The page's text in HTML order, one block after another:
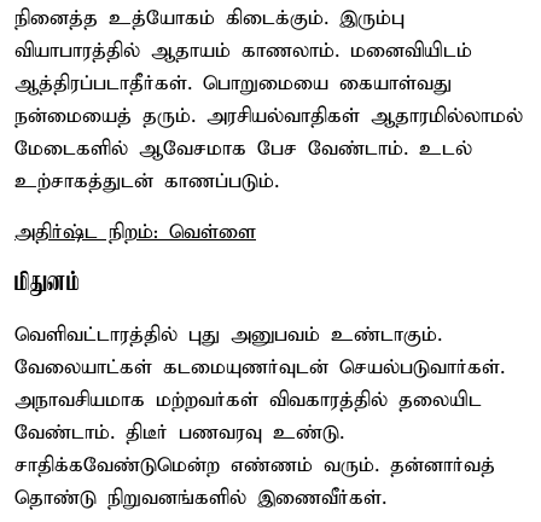
நினைத்த உத்யோகம் கிடைக்கும். இரும்பு
வியாபாரத்தில் ஆதாயம் காணலாம். மனைவியிடம்
ஆத்திரப்படாதீர்கள். பொறுமையை கையாள்வது
நன்மையைத் தரும். அரசியல்வாதிகள் ஆதாரமில்லாமல்
மேடைகளில் ஆவேசமாக பேச வேண்டாம். உடல்
உற்சாகத்துடன் காணப்படும்.
அதிர்ஷ்ட நிறம்: வெள்ளை
மிதுனம்
வெளிவட்டாரத்தில் புது அனுபவம் உண்டாகும்.
வேலையாட்கள் கடமையுணர்வுடன் செயல்படுவார்கள்.
அநாவசியமாக மற்றவர்கள் விவகாரத்தில் தலையிட
வேண்டாம். திடீர் பணவரவு உண்டு.
சாதிக்கவேண்டுமென்ற எண்ணம் வரும். தன்னார்வத்
தொண்டு நிறுவனங்களில் இணைவீர்கள்.